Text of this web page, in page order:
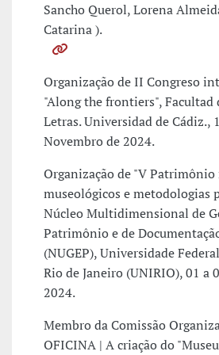
Sancho Querol, Lorena
Catarina ).
Organização de II Congreso
"Along the frontiers", Facultad
Letras. Universidad de Cádiz.,
Novembro de 2024.
Organização de "V Patrimônio
museológicos e metodologias
Núcleo Multidimensional de
Patrimônio e de
(NUGEP), Universidade
Rio de Janeiro (UNIRIO), 01 a
2024.
Membro da Comissão
OFICINA | A criação do